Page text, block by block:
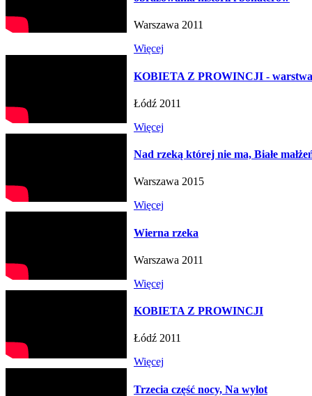
Warszawa 2011
Więcej
KOBIETA Z PROWINCJI -
Łódź 2011
Więcej
Nad rzeką której nie ma, Białe
Warszawa 2015
Więcej
Wierna rzeka
Warszawa 2011
Więcej
KOBIETA Z PROWINCJI
Łódź 2011
Więcej
Trzecia część nocy, Na wylot